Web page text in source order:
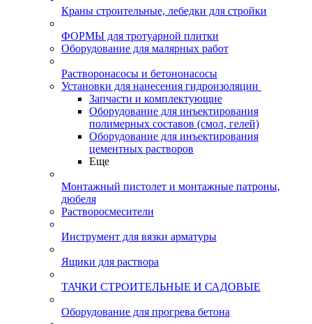
Краны строительные, лебедки для стройки
ФОРМЫ для тротуарной плитки
Оборудование для малярных работ
Растворонасосы и бетононасосы
Установки для нанесения гидроизоляции
Запчасти и комплектующие
Оборудование для инъектирования
полимерных составов (смол, гелей)
Оборудование для инъектирования
цементных растворов
Еще
Монтажный пистолет и монтажные патроны,
дюбеля
Растворосмесители
Инструмент для вязки арматуры
Ящики для раствора
ТАЧКИ СТРОИТЕЛЬНЫЕ И САДОВЫЕ
Оборудование для прогрева бетона